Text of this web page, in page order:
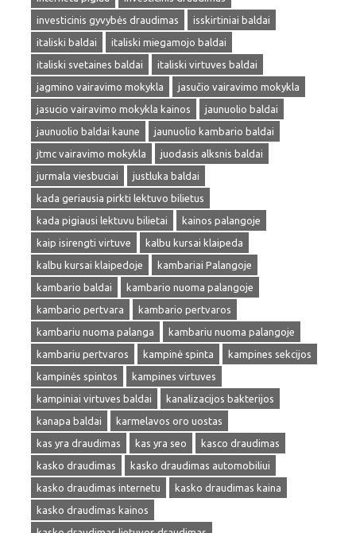
investicinis gyvybės draudimas
isskirtiniai baldai
italiski baldai
italiski miegamojo baldai
italiski svetaines baldai
italiski virtuves baldai
jagmino vairavimo mokykla
jasučio vairavimo mokykla
jasucio vairavimo mokykla kainos
jaunuolio baldai
jaunuolio baldai kaune
jaunuolio kambario baldai
jtmc vairavimo mokykla
juodasis alksnis baldai
jurmala viesbuciai
justluka baldai
kada geriausia pirkti lektuvo bilietus
kada pigiausi lektuvu bilietai
kainos palangoje
kaip isirengti virtuve
kalbu kursai klaipeda
kalbu kursai klaipedoje
kambariai Palangoje
kambario baldai
kambario nuoma palangoje
kambario pertvara
kambario pertvaros
kambariu nuoma palanga
kambariu nuoma palangoje
kambariu pertvaros
kampinė spinta
kampines sekcijos
kampinės spintos
kampines virtuves
kampiniai virtuves baldai
kanalizacijos bakterijos
kanapa baldai
karmelavos oro uostas
kas yra draudimas
kas yra seo
kasco draudimas
kasko draudimas
kasko draudimas automobiliui
kasko draudimas internetu
kasko draudimas kaina
kasko draudimas kainos